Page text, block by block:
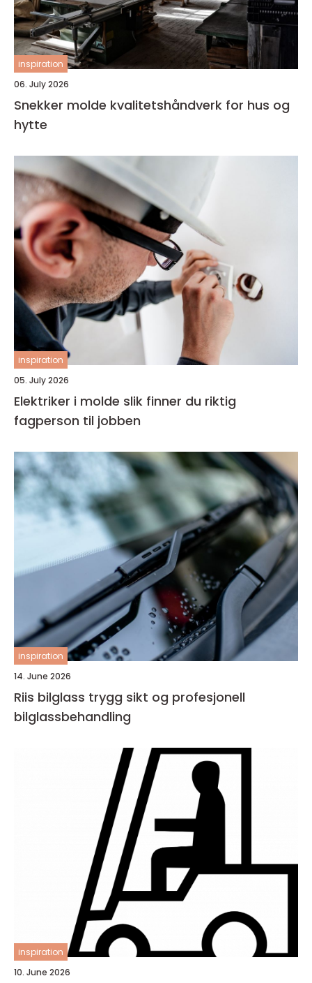
inspiration
06. July 2026
Snekker molde kvalitetshåndverk for hus og
hytte
inspiration
05. July 2026
Elektriker i molde slik finner du riktig
fagperson til jobben
inspiration
14. June 2026
Riis bilglass trygg sikt og profesjonell
bilglassbehandling
inspiration
10. June 2026